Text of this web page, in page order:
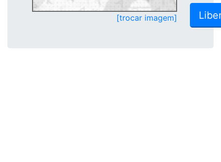
[trocar imagem]